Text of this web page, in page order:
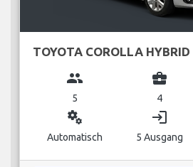
TOYOTA COROLLA HYBRID
group
5
business_center
4
miscellaneous_services
Automatisch
login
5 Ausgang